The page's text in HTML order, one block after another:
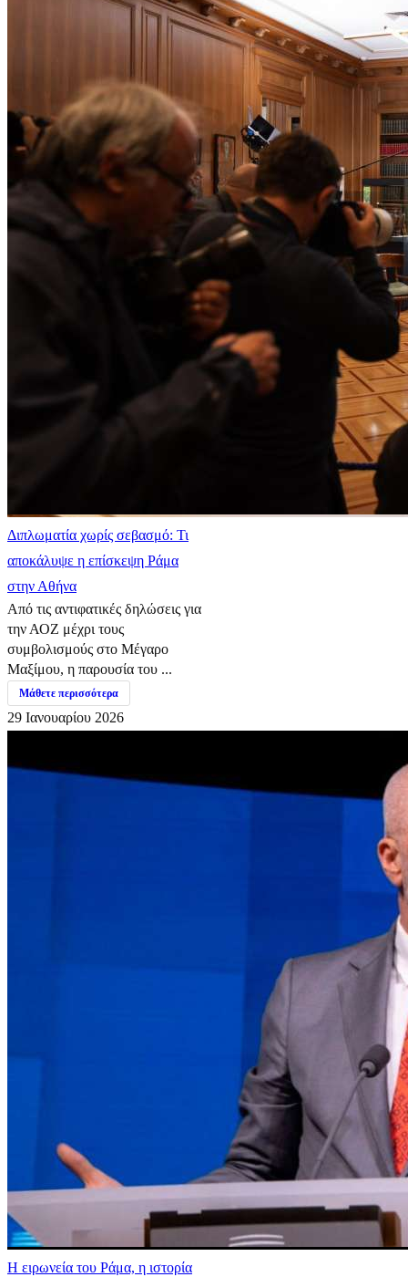
Διπλωματία χωρίς σεβασμό: Τι
αποκάλυψε η επίσκεψη Ράμα
στην Αθήνα
Από τις αντιφατικές δηλώσεις για
την ΑΟΖ μέχρι τους
συμβολισμούς στο Μέγαρο
Μαξίμου, η παρουσία του ...
Μάθετε περισσότερα
29 Ιανουαρίου 2026
Η ειρωνεία του Ράμα, η ιστορία